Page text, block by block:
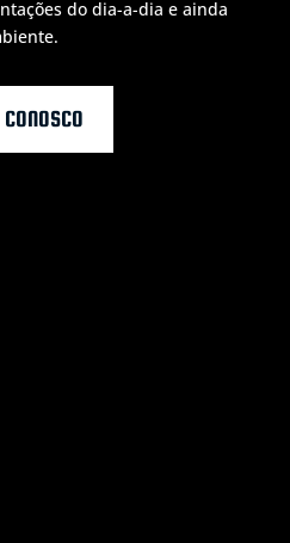
do dia-a-dia e ainda